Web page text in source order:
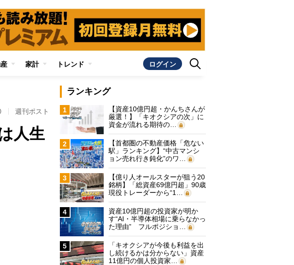
家計 トレンド ログイン
週刊ポスト
人生
ランキング
1
【資産10億円超・かんちさんが
厳選！】「キオクシアの次」に
資金が流れる期待の…
2
【首都圏の不動産価格「危ない
駅」ランキング】“中古マンシ
ョン売れ行き鈍化”のワ…
3
【億り人オールスターが狙う20
銘柄】「総資産69億円超」90歳
現役トレーダーから“1…
4
資産10億円超の投資家が明か
す“AI・半導体相場に乗らなかっ
た理由” フルポジショ…
5
「キオクシアが今後も利益を出
し続けるかは分からない」資産
11億円の個人投資家…